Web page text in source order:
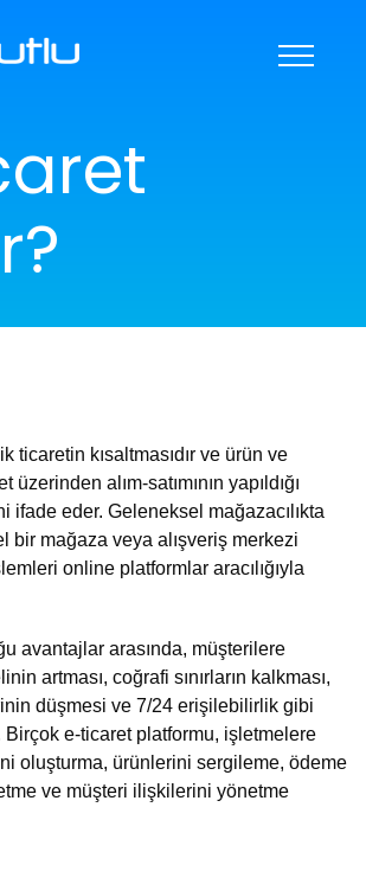
DESTEK
ticaretin kısaltmasıdır ve ürün ve
alım-satımının yapıldığı
ifade eder. Geleneksel mağazacılıkta
bir mağaza veya alışveriş merkezi
online platformlar aracılığıyla
avantajlar arasında, müşterilere
artması, coğrafi sınırların kalkması,
düşmesi ve 7/24 erişilebilirlik gibi
e-ticaret platformu, işletmelere
oluşturma, ürünlerini sergileme, ödeme
ve müşteri ilişkilerini yönetme